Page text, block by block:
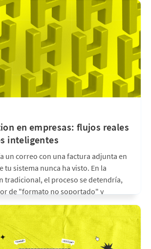
en empresas: flujos reales
inteligentes
un correo con una factura adjunta en
tu sistema nunca ha visto. En la
tradicional, el proceso se detendría,
de "formato no soportado" y
humano intervenga manualmente
datos. En la actualidad, esa
8 min de lectura